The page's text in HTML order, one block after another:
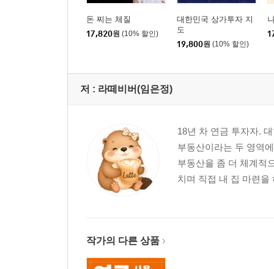
돈 찌는 체질
17,820원 (10% 할인)
대한민국 상가투자 지
도
19,800원 (10% 할인)
저 : 라떼비버(임은정)
18년 차 연금 투자자.
부동산이라는 두 영역
부동산을 좀 더 체계적
치며 직접 내 집 마련을
작가의 다른 상품